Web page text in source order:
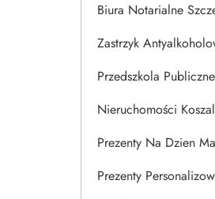
Biura Notarialne
Zastrzyk
Przedszkola
Nieruchomości
Prezenty Na Dzien
Prezenty